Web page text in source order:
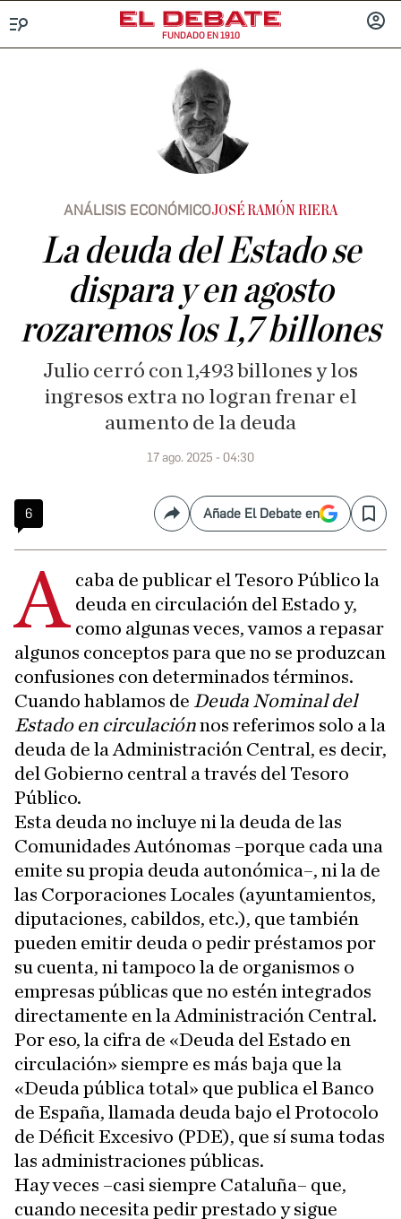
FUNDADO EN 1910
ANÁLISIS ECONÓMICOJOSÉ RAMÓN RIERA
La deuda del Estado se
dispara y en agosto
rozaremos los 1,7 billones
Julio cerró con 1,493 billones y los
ingresos extra no logran frenar el
aumento de la deuda
17 ago. 2025 - 04:30
6 CompartirAñade El Debate en Save
A caba de publicar el Tesoro Público la
deuda en circulación del Estado y,
como algunas veces, vamos a repasar
algunos conceptos para que no se produzcan
confusiones con determinados términos.
Cuando hablamos de Deuda Nominal del
Estado en circulaciónnos referimos solo a la
deuda de la Administración Central, es decir,
del Gobierno central a través del Tesoro
Público.
Esta deuda no incluye ni la deuda de las
Comunidades Autónomas –porque cada una
emite su propia deuda autonómica–, ni la de
las Corporaciones Locales (ayuntamientos,
diputaciones, cabildos, etc.), que también
pueden emitir deuda o pedir préstamos por
su cuenta, ni tampoco la de organismos o
empresas públicas que no estén integrados
directamente en la Administración Central.
Por eso, la cifra de «Deuda del Estado en
circulación» siempre es más baja que la
«Deuda pública total» que publica el Banco
de España, llamada deuda bajo el Protocolo
de Déficit Excesivo (PDE), que sí suma todas
las administraciones públicas.
Hay veces –casi siempre Cataluña– que,
cuando necesita pedir prestado y sigue